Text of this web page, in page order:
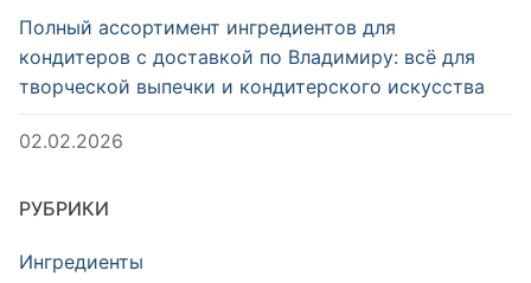
Полный ассортимент ингредиентов для
кондитеров с доставкой по Владимиру: всё для
творческой выпечки и кондитерского искусства
02.02.2026
РУБРИКИ
Ингредиенты